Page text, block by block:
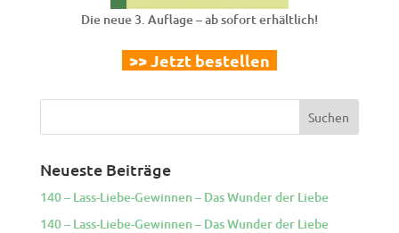
Die neue 3. Auflage – ab sofort erhältlich!
>> Jetzt bestellen
Neueste Beiträge
140 – Lass-Liebe-Gewinnen – Das Wunder der Liebe
140 – Lass-Liebe-Gewinnen – Das Wunder der Liebe